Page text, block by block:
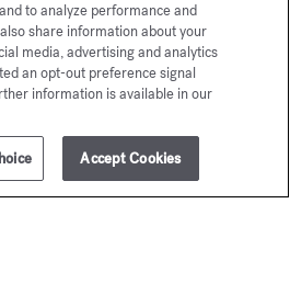
PANIER 175,00 €
a le plaisir de vous offrir
5ml.
to analyze performance and
share information about your
media, advertising and analytics
an opt-out preference signal
information is available in our
Accept Cookies